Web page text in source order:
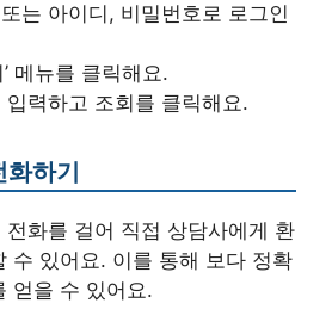
는 아이디, 비밀번호로 로그인
메뉴를 클릭해요.
입력하고 조회를 클릭해요.
화하기
전화를 걸어 직접 상담사에게 환
수 있어요. 이를 통해 보다 정확
얻을 수 있어요.